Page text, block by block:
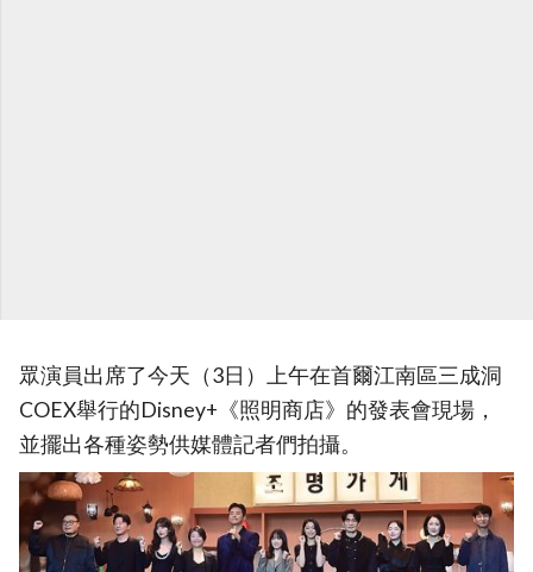
眾演員出席了今天（3日）上午在首爾江南區三成洞
COEX舉行的Disney+《照明商店》的發表會現場，
並擺出各種姿勢供媒體記者們拍攝。